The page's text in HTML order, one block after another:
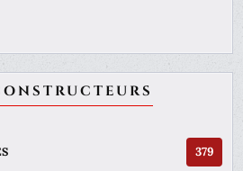
379